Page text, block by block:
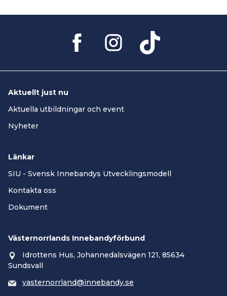
Aktuellt just nu
Aktuella utbildningar och event
Nyheter
Länkar
SIU - Svensk Innebandys Utvecklingsmodell
Kontakta oss
Dokument
Västernorrlands Innebandyförbund
Idrottens Hus, Johannedalsvägen 121, 85634
Sundsvall
vasternorrland@innebandy.se